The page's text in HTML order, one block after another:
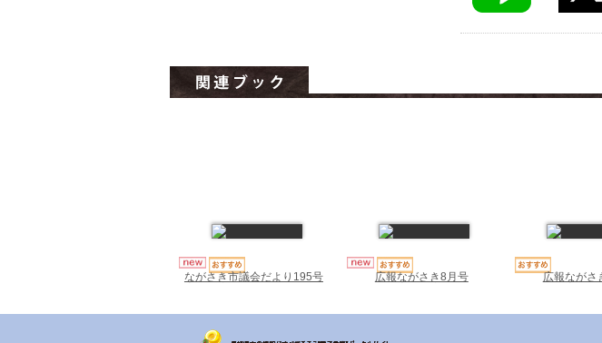
ながさき市議会だより195号 広報ながさき8月号 広報ながさ